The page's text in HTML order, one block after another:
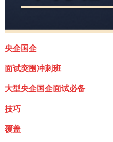
央企国企
面试突围冲刺班
大型央企国企面试必备
技巧
覆盖